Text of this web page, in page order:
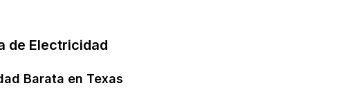
de Electricidad
Barata en Texas